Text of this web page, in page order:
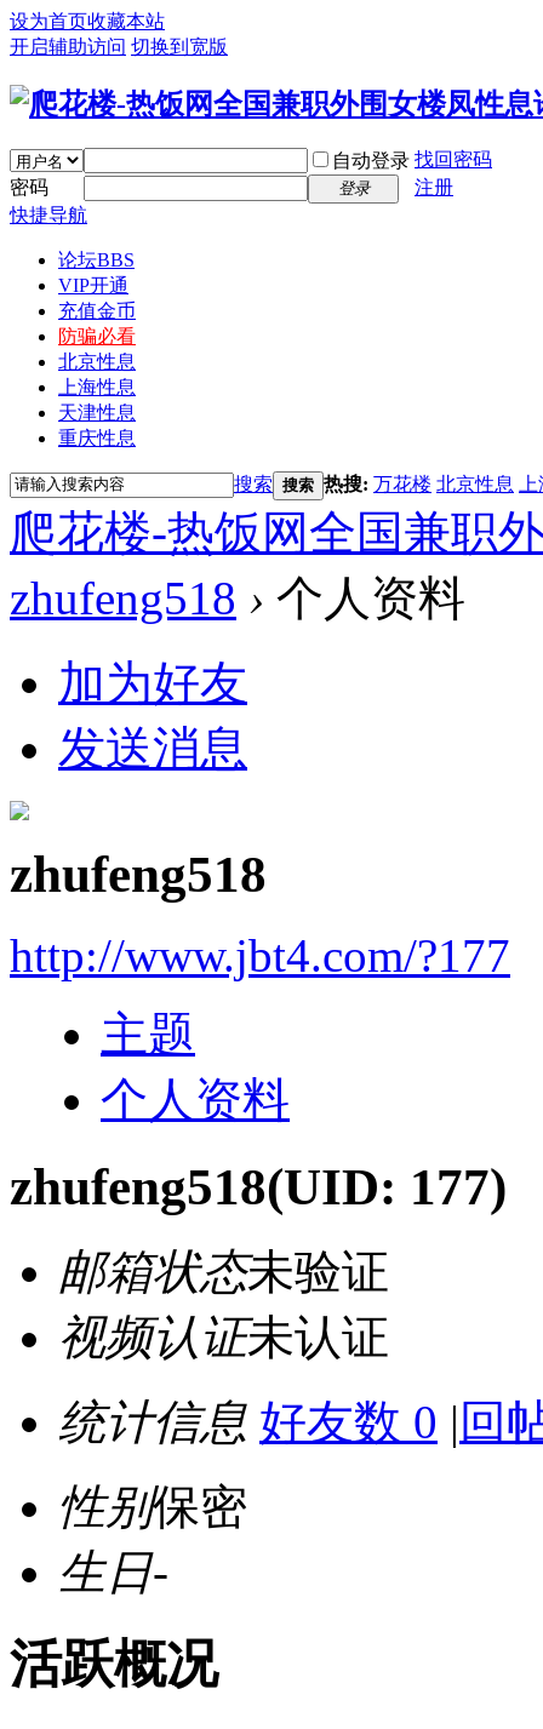
设为首页收藏本站
开启辅助访问 切换到宽版
自动登录 找回密码
密码
登录
注册
快捷导航
论坛BBS
VIP开通
充值金币
防骗必看
北京性息
上海性息
天津性息
重庆性息
搜索 搜索 热搜: 万花楼 北京性息
爬花楼-热饭网全国兼职
zhufeng518 › 个人资料
加为好友
发送消息
zhufeng518
http://www.jbt4.com/?177
主题
个人资料
zhufeng518(UID: 177)
邮箱状态未验证
视频认证未认证
统计信息 好友数 0 | 回
性别保密
生日-
活跃概况